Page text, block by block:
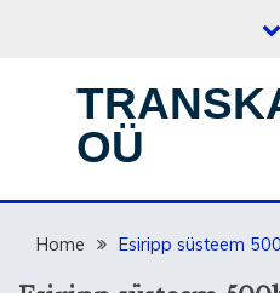
OÜ
Home Esiripp süsteem